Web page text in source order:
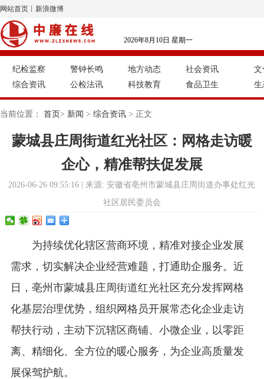
网站首页 新浪微博
2026年8月10日 星期一
纪检监察 警钟长鸣 地方动态
社会资讯
综合资讯
公检法讯 科技教育 食品卫生
文
生
当前位置： 首页> 新闻 > 综合资讯 > 正文
蒙城县庄周街道红光社区：网格走访暖
企心，精准帮扶促发展
2026-06-26 09:55:16 | 来源: 安徽省亳州市蒙城县庄周街道办事处红光
社区居民委员会
为持续优化辖区营商环境，精准对接企业发展
需求，切实解决企业经营难题，打通助企服务。近
日，亳州市蒙城县庄周街道红光社区充分发挥网格
化基层治理优势，组织网格员开展常态化企业走访
帮扶行动，主动下沉辖区商铺、小微企业，以零距
离、精细化、全方位的暖心服务，为企业高质量发
展保驾护航。